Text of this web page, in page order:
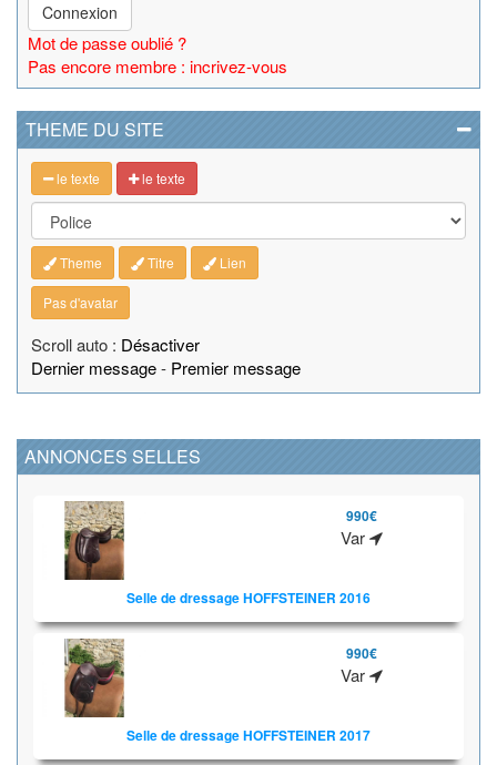
Connexion
Mot de passe oublié ?
Pas encore membre : incrivez-vous
THEME DU SITE
le texte le texte
Theme Titre Lien
Pas d'avatar
Scroll auto : Désactiver
Dernier message- Premier message
ANNONCES SELLES
990€
Var
Selle de dressage HOFFSTEINER 2016
990€
Var
Selle de dressage HOFFSTEINER 2017